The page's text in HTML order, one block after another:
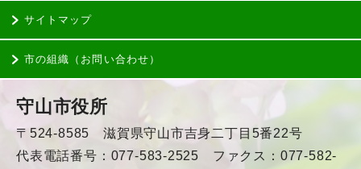
サイトマップ
市の組織（お問い合わせ）
守山市役所
〒524-8585 滋賀県守山市吉身二丁目5番22号
代表電話番号：077-583-2525 ファクス：077-582-